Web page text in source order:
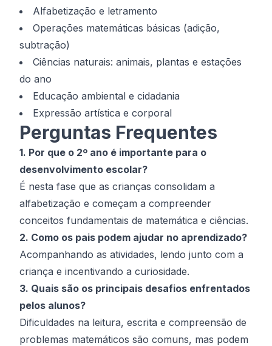
Alfabetização e letramento
Operações matemáticas básicas (adição,
subtração)
Ciências naturais: animais, plantas e estações
do ano
Educação ambiental e cidadania
Expressão artística e corporal
Perguntas Frequentes
1. Por que o 2º ano é importante para o
desenvolvimento escolar?
É nesta fase que as crianças consolidam a
alfabetização e começam a compreender
conceitos fundamentais de matemática e ciências.
2. Como os pais podem ajudar no aprendizado?
Acompanhando as atividades, lendo junto com a
criança e incentivando a curiosidade.
3. Quais são os principais desafios enfrentados
pelos alunos?
Dificuldades na leitura, escrita e compreensão de
problemas matemáticos são comuns, mas podem